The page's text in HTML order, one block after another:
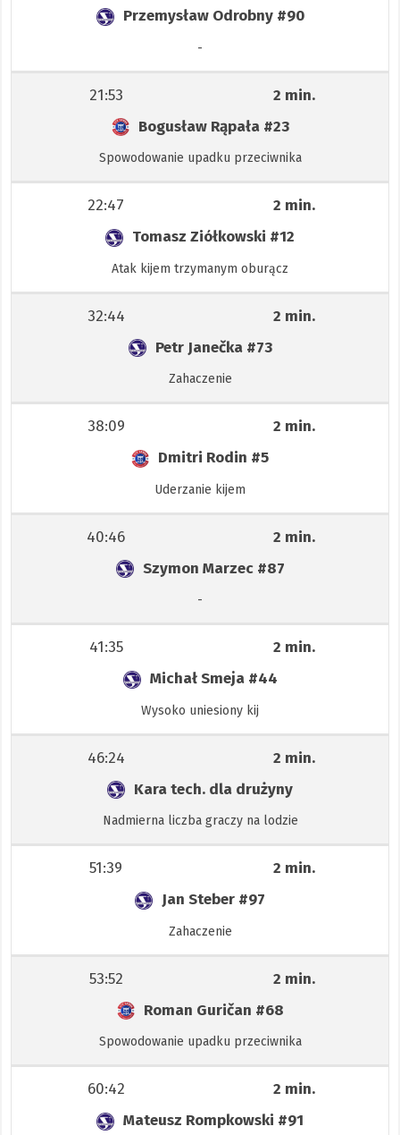
Przemysław Odrobny #90
-
21:53
2 min.
Bogusław Rąpała #23
Spowodowanie upadku przeciwnika
22:47
2 min.
Tomasz Ziółkowski #12
Atak kijem trzymanym oburącz
32:44
2 min.
Petr Janečka #73
Zahaczenie
38:09
2 min.
Dmitri Rodin #5
Uderzanie kijem
40:46
2 min.
Szymon Marzec #87
-
41:35
2 min.
Michał Smeja #44
Wysoko uniesiony kij
46:24
2 min.
Kara tech. dla drużyny
Nadmierna liczba graczy na lodzie
51:39
2 min.
Jan Steber #97
Zahaczenie
53:52
2 min.
Roman Guričan #68
Spowodowanie upadku przeciwnika
60:42
2 min.
Mateusz Rompkowski #91